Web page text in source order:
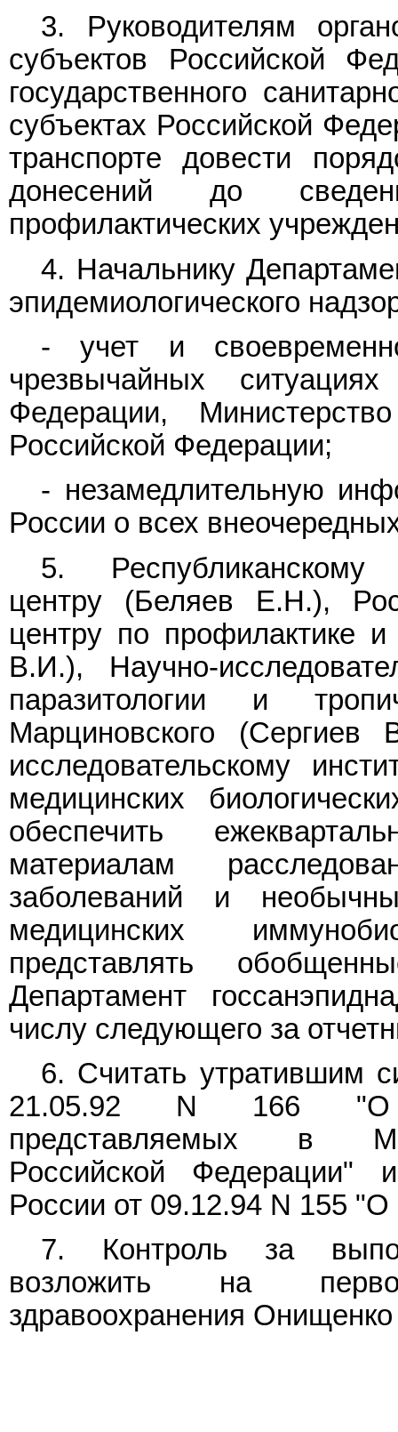
3. Руководителям
субъектов Российской
государственного
субъектах Российской
транспорте довести
донесений до
профилактических
4. Начальнику
эпидемиологического
- учет и
чрезвычайных
Федерации,
Российской Федерации;
- незамедлительную
России о всех
5. Республиканскому
центру (Беляев Е.Н.),
центру по профилактике
В.И.), Научно-
паразитологии и
Марциновского (Сергиев
исследовательскому
медицинских
обеспечить
материалам
заболеваний и
медицинских
представлять
Департамент
числу следующего за
6. Считать утратившим
21.05.92 N 166 "О
представляемых в
Российской Федерации"
России от 09.12.94 N 155
7. Контроль за
возложить на
здравоохранения Онищенко